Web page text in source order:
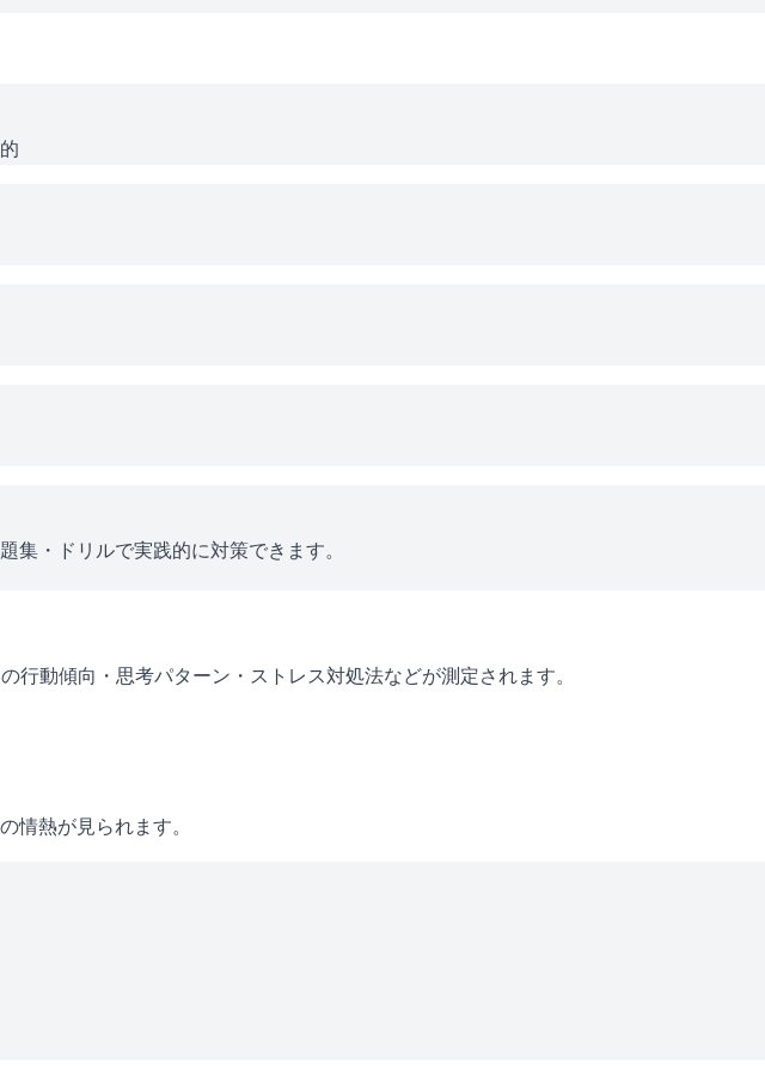
集・ドリルで実践的に対策できます。
行動傾向・思考パターン・ストレス対処法などが測定されます。
情熱が見られます。